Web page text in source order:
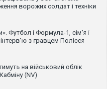
ворожих солдат і техніки
Футбол і Формула-1, сім'я і
з гравцем Полісся
на військовий облік
(NV)